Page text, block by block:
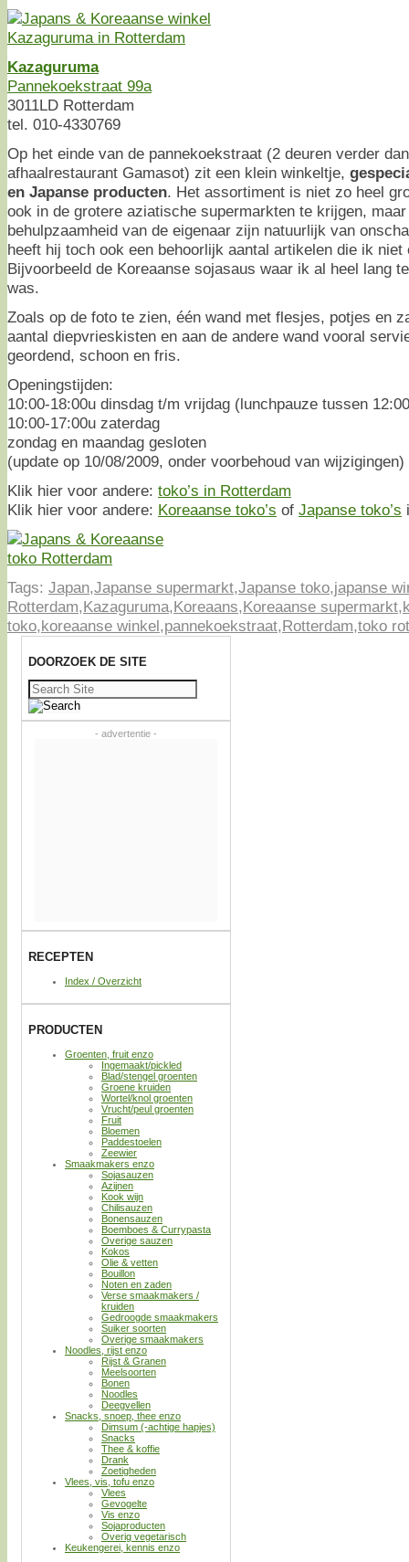
Kazaguruma
Pannekoekstraat 99a
3011LD Rotterdam
tel. 010-4330769
Op het einde van de pannekoekstraat (2 deuren verder
afhaalrestaurant Gamasot) zit een klein winkeltje,
en Japanse producten. Het assortiment is niet zo heel
ook in de grotere aziatische supermarkten te krijgen,
behulpzaamheid van de eigenaar zijn natuurlijk van
heeft hij toch ook een behoorlijk aantal artikelen die ik niet
Bijvoorbeeld de Koreaanse sojasaus waar ik al heel lang
was.
Zoals op de foto te zien, één wand met flesjes, potjes en
aantal diepvrieskisten en aan de andere wand vooral
geordend, schoon en fris.
Openingstijden:
10:00-18:00u dinsdag t/m vrijdag (lunchpauze tussen
10:00-17:00u zaterdag
zondag en maandag gesloten
(update op 10/08/2009, onder voorbehoud van wijzigingen)
Klik hier voor andere: toko’s in Rotterdam
Klik hier voor andere: Koreaanse toko’s of Japanse toko’s
Tags: Japan,Japanse supermarkt,Japanse toko,japanse
Rotterdam,Kazaguruma,Koreaans,Koreaanse supermarkt,
toko,koreaanse winkel,pannekoekstraat,Rotterdam,toko
DOORZOEK DE SITE
Zoeken
naar:
- advertentie -
RECEPTEN
Index / Overzicht
PRODUCTEN
Groenten, fruit enzo
Ingemaakt/pickled
Blad/stengel groenten
Groene kruiden
Wortel/knol groenten
Vrucht/peul groenten
Fruit
Bloemen
Paddestoelen
Zeewier
Smaakmakers enzo
Sojasauzen
Azijnen
Kook wijn
Chilisauzen
Bonensauzen
Boemboes & Currypasta
Overige sauzen
Kokos
Olie & vetten
Bouillon
Noten en zaden
Verse smaakmakers /
kruiden
Gedroogde smaakmakers
Suiker soorten
Overige smaakmakers
Noodles, rijst enzo
Rijst & Granen
Meelsoorten
Bonen
Noodles
Deegvellen
Snacks, snoep, thee enzo
Dimsum (-achtige hapjes)
Snacks
Thee & koffie
Drank
Zoetigheden
Vlees, vis, tofu enzo
Vlees
Gevogelte
Vis enzo
Sojaproducten
Overig vegetarisch
Keukengerei, kennis enzo